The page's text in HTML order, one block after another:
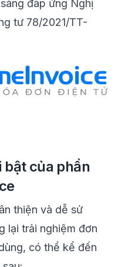
đáp ứng Nghị
tư 78/2021/TT-
bật của phần
thiện và dễ sử
lại trải nghiệm đơn
có thể kể đến